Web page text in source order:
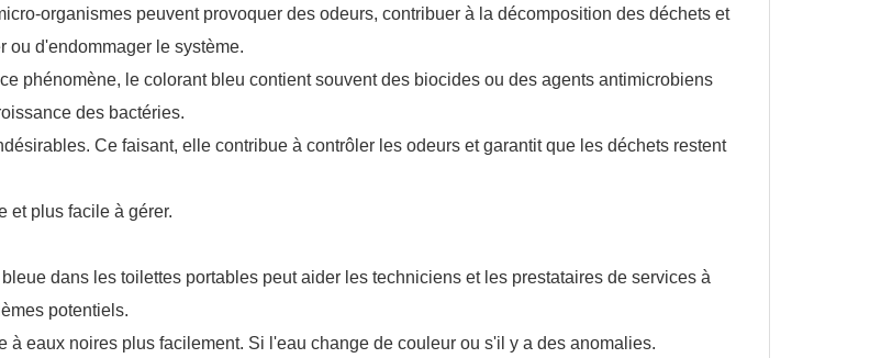
organismes peuvent provoquer des odeurs, contribuer à la décomposition des déchets et
ou d'endommager le système.
phénomène, le colorant bleu contient souvent des biocides ou des agents antimicrobiens
des bactéries.
Ce faisant, elle contribue à contrôler les odeurs et garantit que les déchets restent
et plus facile à gérer.
dans les toilettes portables peut aider les techniciens et les prestataires de services à
potentiels.
à eaux noires plus facilement. Si l'eau change de couleur ou s'il y a des anomalies.